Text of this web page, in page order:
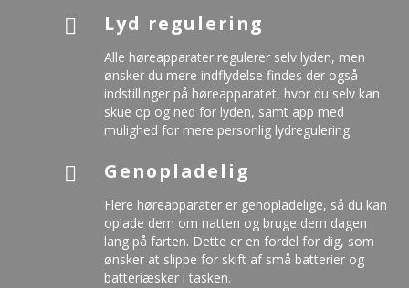
Lyd regulering
Alle høreapparater regulerer selv lyden, men
ønsker du mere indflydelse findes der også
indstillinger på høreapparatet, hvor du selv kan
skue op og ned for lyden, samt app med
mulighed for mere personlig lydregulering.
Genopladelig
Flere høreapparater er genopladelige, så du kan
oplade dem om natten og bruge dem dagen
lang på farten. Dette er en fordel for dig, som
ønsker at slippe for skift af små batterier og
batteriæsker i tasken.